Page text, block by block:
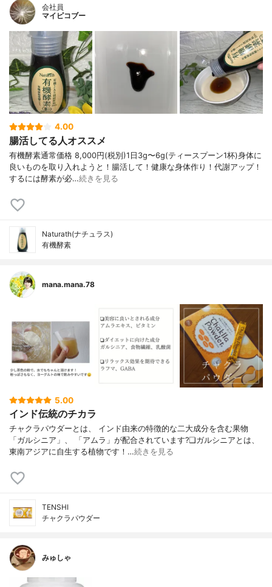
会社員
マイピコブー
4.00
腸活してる人オススメ
有機酵素通常価格 8,000円(税別)1日3g〜6g(ティースプーン1杯)身体に
良いものを取り入れようと！腸活して！健康な身体作り！代謝アップ！
するには酵素が必…続きを見る
Naturath(ナチュラス)
有機酵素
mana.mana.78
5.00
インド伝統のチカラ
チャクラパウダーとは、 インド由来の特徴的な二大成分を含む果物
「ガルシニア」、 「アムラ」が配合されています?❏ガルシニアとは、
東南アジアに自生する植物です！…続きを見る
TENSHI
チャクラパウダー
みゅしゃ